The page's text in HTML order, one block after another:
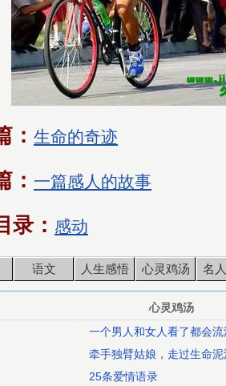
： 生命的奇迹
： 一篇感人的故事
录： 感动
语文 人生感悟 心灵鸡汤 名
心灵鸡汤
一个男人和女人看了都会流
故事
牵手独臂姑娘，走过生命泥
然起舞
25条爱情语录